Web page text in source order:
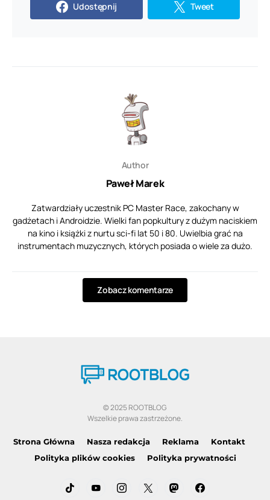
Udostępnij Tweet
Author
Paweł Marek
Zatwardziały uczestnik PC Master Race, zakochany w
gadżetach i Androidzie. Wielki fan popkultury z dużym naciskiem
na kino i książki z nurtu sci-fi lat 50 i 80. Uwielbia grać na
instrumentach muzycznych, których posiada o wiele za dużo.
Zobacz komentarze
© 2025 ROOTBLOG
Wszelkie prawa zastrzeżone.
Strona Główna Nasza redakcja Reklama
Kontakt
Polityka plików cookies
Polityka prywatności